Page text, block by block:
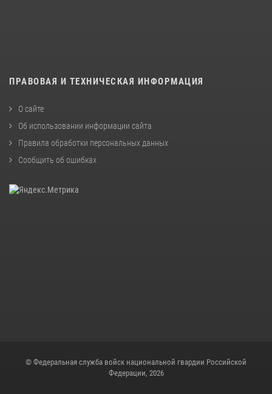
ПРАВОВАЯ И ТЕХНИЧЕСКАЯ ИНФОРМАЦИЯ
О сайте
Об использовании информации сайта
Правила обработки персональных данных
Сообщить об ошибках
© Федеральная служба войск национальной гвардии Российской
Федерации, 2026